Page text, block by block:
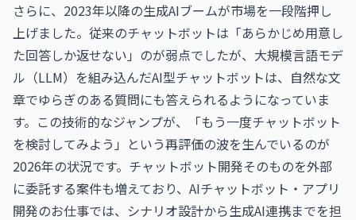
さらに、2023年以降の生成AIブームが市場を一段階押し
上げました。従来のチャットボットは「あらかじめ用意し
た回答しか返せない」のが弱点でしたが、大規模言語モデ
ル（LLM）を組み込んだAI型チャットボットは、自然な文
章でゆらぎのある質問にも答えられるようになっていま
す。この技術的なジャンプが、「もう一度チャットボット
を検討してみよう」という再評価の波を生んでいるのが
2026年の状況です。チャットボット開発そのものを外部
に委託する案件も増えており、 AIチャットボット・アプリ
開発のお仕事では、シナリオ設計から生成AI連携までを担